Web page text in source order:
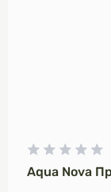
Aqua Nova